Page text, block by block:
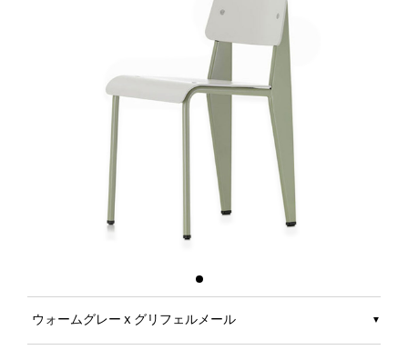
ウォームグレー x グリフェルメール